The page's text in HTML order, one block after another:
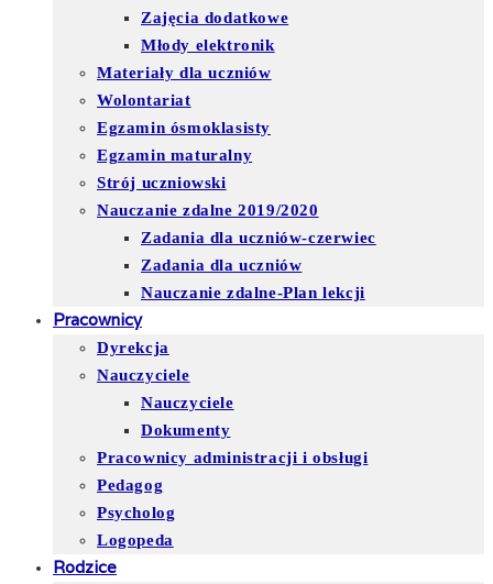
Zajęcia dodatkowe
Młody elektronik
Materiały dla uczniów
Wolontariat
Egzamin ósmoklasisty
Egzamin maturalny
Strój uczniowski
Nauczanie zdalne 2019/2020
Zadania dla uczniów-czerwiec
Zadania dla uczniów
Nauczanie zdalne-Plan lekcji
Pracownicy
Dyrekcja
Nauczyciele
Nauczyciele
Dokumenty
Pracownicy administracji i obsługi
Pedagog
Psycholog
Logopeda
Rodzice